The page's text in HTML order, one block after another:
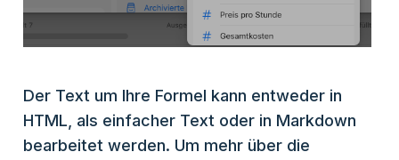
Der Text um Ihre Formel kann entweder in
HTML, als einfacher Text oder in Markdown
bearbeitet werden. Um mehr über die